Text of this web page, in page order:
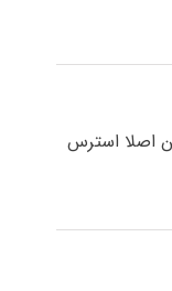
اصلا استرس